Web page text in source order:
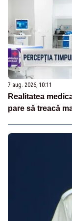
7 aug. 2026, 10:11
Realitatea
pare să treacă